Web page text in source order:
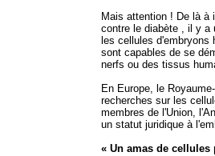
Mais attention ! De là à
contre le diabète , il y a
les cellules
sont capables de se
nerfs ou des tissus
En Europe, le
recherches sur les
membres de l'Union,
un statut juridique à
« Un amas de